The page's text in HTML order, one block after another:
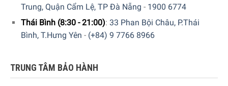
Bạn có thể nấu nướng tùy thích trên mặt bếp rộng
Trung, Quận Cẩm Lệ, TP Đà Nẵng - 1900 6774
Thái Bình (8:30 - 21:00): 33 Phan Bội Châu, P.Thái
Bình, T.Hưng Yên - (+84) 9 7766 8966
TRUNG TÂM BẢO HÀNH